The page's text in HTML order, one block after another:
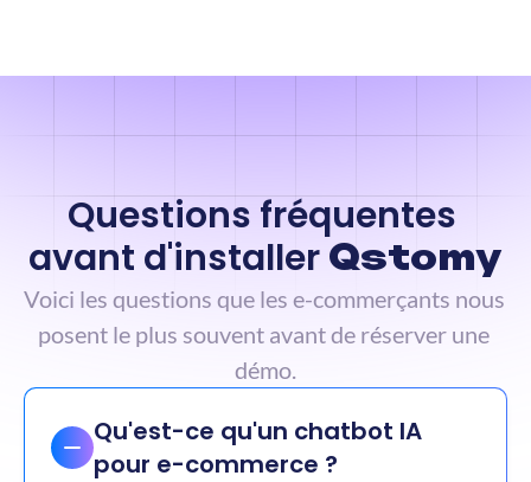
Questions fréquentes
avant d'installer Qstomy
Voici les questions que les e-commerçants nous
posent le plus souvent avant de réserver une
démo.
Qu'est-ce qu'un chatbot IA
pour e-commerce ?